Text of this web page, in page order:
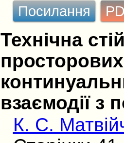
Посилання
Технічна
взаємодії з
К. С.